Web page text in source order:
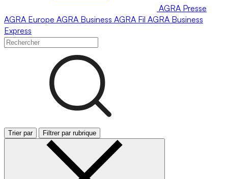
AGRA Presse
AGRA Europe AGRA Business AGRA Fil AGRA Business
Express
Trier par Filtrer par rubrique